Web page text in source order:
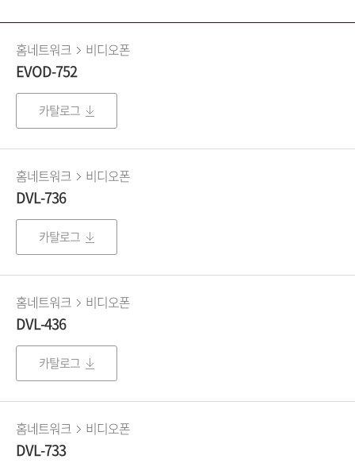
홈네트워크 비디오폰
EVOD-752
카탈로그
홈네트워크 비디오폰
DVL-736
카탈로그
홈네트워크 비디오폰
DVL-436
카탈로그
홈네트워크 비디오폰
DVL-733